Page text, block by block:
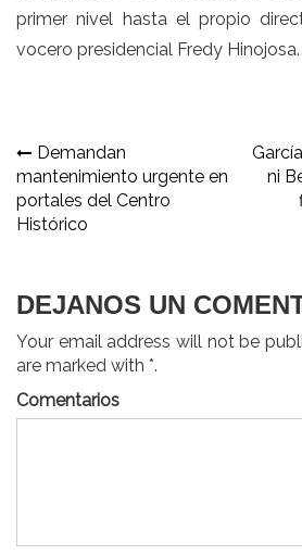
primer nivel hasta el propio
vocero presidencial Fredy Hinojosa.
Navegación
de
entradas
Demandan
mantenimiento urgente en
portales del Centro
Histórico
ni
DEJANOS UN
Your email address will not be
are marked with *.
Comentarios